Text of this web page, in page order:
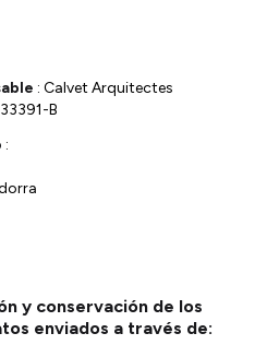
: Calvet Arquitectes
B
:
y conservación de los
enviados a través de: